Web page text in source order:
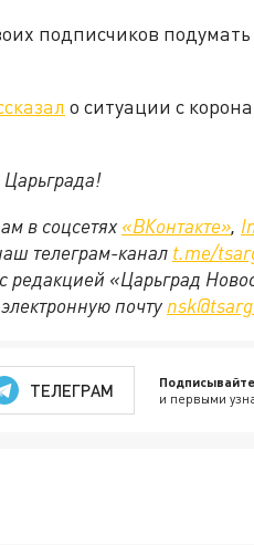
подписчиков подумать
о ситуации с
в соцсетях «ВКонтакте»,
телеграм-канал t.me/
редакцией «Царьград
почту
ТЕЛЕГРАМ и первыми